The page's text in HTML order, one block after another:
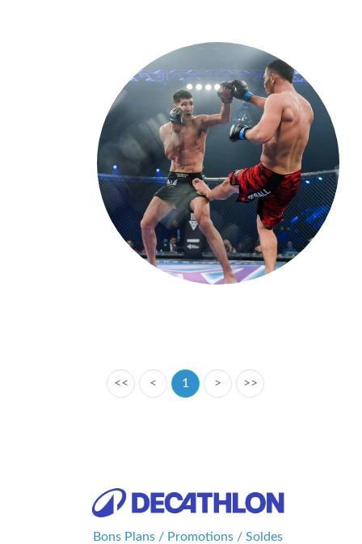
<< < 1 > >>
Bons Plans / Promotions / Soldes